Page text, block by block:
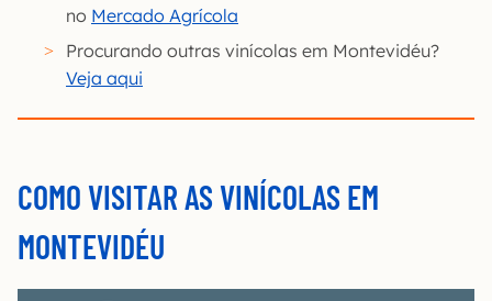
no Mercado Agrícola
Procurando outras vinícolas em Montevidéu?
Veja aqui
COMO VISITAR AS VINÍCOLAS EM
MONTEVIDÉU